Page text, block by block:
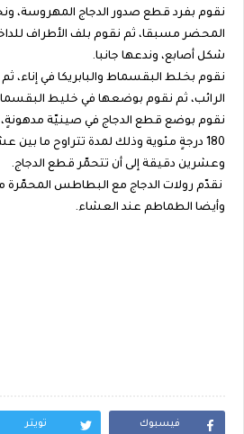
نقوم بفرد قطع صدور الدجاج المهروسة،
المحضر مسبقا، ثم نقوم بلف الأطراف
شكل أصابع، وندعها جانبا.
نقوم بخلط البقسماط والبابريكا في إناء،
الرائب، ثم نقوم بوضعها في خليط
نقوم بوضع قطع الدجاج في صينيّة مدهونةٍ،
180 درجةٍ مئوية وذلك لمدة تتراوح ما
وعشرين دقيقة إلى أن تتحمّر قطع الدجاج.
نقدّم رولات الدجاج مع البطاطس
وأيضا الطماطم عند العشاء.
فيسبوك تويتر